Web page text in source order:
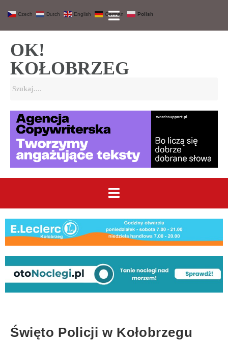
OK!
KOŁOBRZEG
Święto Policji w Kołobrzegu
Czech Dutch English German Polish